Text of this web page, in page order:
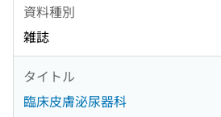
資料種別
雑誌
タイトル
臨床皮膚泌尿器科